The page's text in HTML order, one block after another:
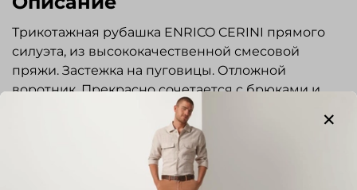
Трикотажная рубашка ENRICO CERINI прямого
силуэта, из высококачественной смесовой
пряжи. Застежка на пуговицы. Отложной
воротник. Прекрасно сочетается с брюками и
джинсами, отлично подходит для повседневной